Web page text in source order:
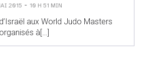
2015 - 10 H 51 MIN
aux World Judo Masters
à[…]